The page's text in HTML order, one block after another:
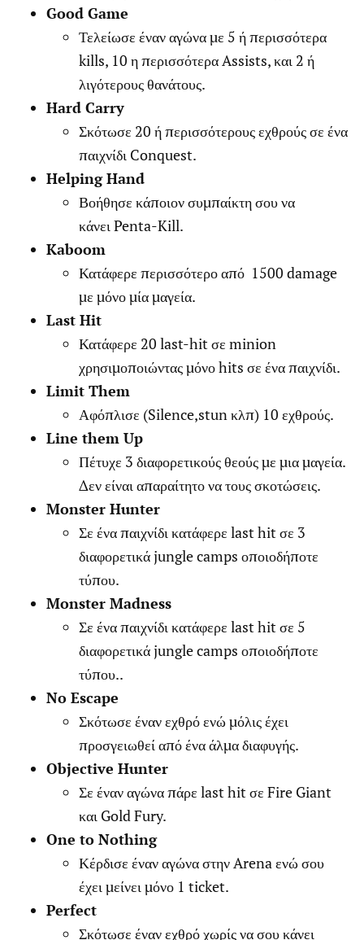
Good Game
Τελείωσε έναν αγώνα με 5 ή περισσότερα
kills, 10 η περισσότερα Assists, και 2 ή
λιγότερους θανάτους.
Hard Carry
Σκότωσε 20 ή περισσότερους εχθρούς σε ένα
παιχνίδι Conquest.
Helping Hand
Βοήθησε κάποιον συμπαίκτη σου να
κάνει Penta-Kill.
Kaboom
Κατάφερε περισσότερο από 1500 damage
με μόνο μία μαγεία.
Last Hit
Κατάφερε 20 last-hit σε minion
χρησιμοποιώντας μόνο hits σε ένα παιχνίδι.
Limit Them
Αφόπλισε (Silence,stun κλπ) 10 εχθρούς.
Line them Up
Πέτυχε 3 διαφορετικούς θεούς με μια μαγεία.
Δεν είναι απαραίτητο να τους σκοτώσεις.
Monster Hunter
Σε ένα παιχνίδι κατάφερε last hit σε 3
διαφορετικά jungle camps οποιοδήποτε
τύπου.
Monster Madness
Σε ένα παιχνίδι κατάφερε last hit σε 5
διαφορετικά jungle camps οποιοδήποτε
τύπου..
No Escape
Σκότωσε έναν εχθρό ενώ μόλις έχει
προσγειωθεί από ένα άλμα διαφυγής.
Objective Hunter
Σε έναν αγώνα πάρε last hit σε Fire Giant
και Gold Fury.
One to Nothing
Κέρδισε έναν αγώνα στην Arena ενώ σου
έχει μείνει μόνο 1 ticket.
Perfect
Σκότωσε έναν εχθρό χωρίς να σου κάνει